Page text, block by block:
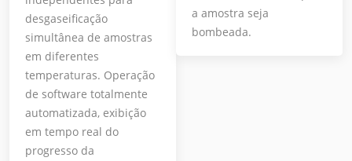
desgaseificação
simultânea de amostras
em diferentes
temperaturas. Operação
de software totalmente
automatizada, exibição
em tempo real do
progresso da
a amostra seja
bombeada.